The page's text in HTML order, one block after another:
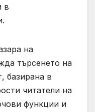
в
на
търсенето на
базирана в
читатели на
функции и